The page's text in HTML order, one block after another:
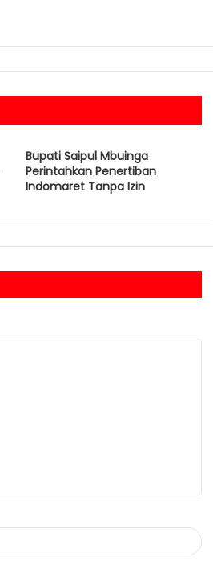
Bupati Saipul Mbuinga
Perintahkan Penertiban
Indomaret Tanpa Izin